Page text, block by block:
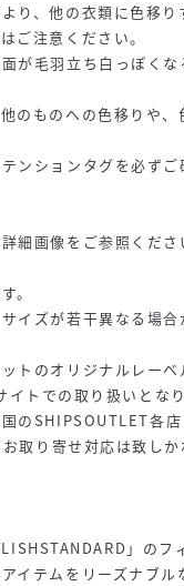
り、他の衣類に色移り
ご注意ください。
が毛羽立ち白っぽくな
のものへの色移りや、
ンションタグを必ずご
細画像をご参照くださ
。
イズが若干異なる場合
トのオリジナルレーベ
トでの取り扱いとなり
のSHIPSOUTLET各店
取り寄せ対応は致し
」のフ
イテムをリーズナブ